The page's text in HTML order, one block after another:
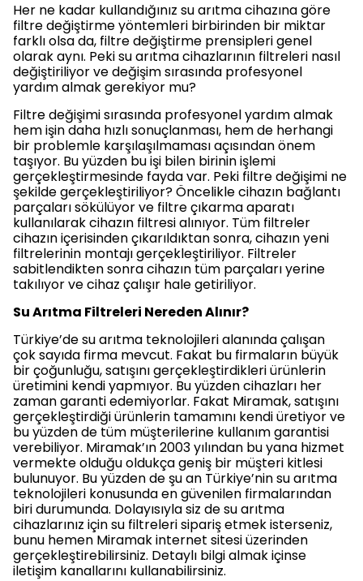
Her ne kadar kullandığınız su arıtma cihazına göre
filtre değiştirme yöntemleri birbirinden bir miktar
farklı olsa da, filtre değiştirme prensipleri genel
olarak aynı. Peki su arıtma cihazlarının filtreleri nasıl
değiştiriliyor ve değişim sırasında profesyonel
yardım almak gerekiyor mu?
Filtre değişimi sırasında profesyonel yardım almak
hem işin daha hızlı sonuçlanması, hem de herhangi
bir problemle karşılaşılmaması açısından önem
taşıyor. Bu yüzden bu işi bilen birinin işlemi
gerçekleştirmesinde fayda var. Peki filtre değişimi ne
şekilde gerçekleştiriliyor? Öncelikle cihazın bağlantı
parçaları sökülüyor ve filtre çıkarma aparatı
kullanılarak cihazın filtresi alınıyor. Tüm filtreler
cihazın içerisinden çıkarıldıktan sonra, cihazın yeni
filtrelerinin montajı gerçekleştiriliyor. Filtreler
sabitlendikten sonra cihazın tüm parçaları yerine
takılıyor ve cihaz çalışır hale getiriliyor.
Su Arıtma Filtreleri Nereden Alınır?
Türkiye’de su arıtma teknolojileri alanında çalışan
çok sayıda firma mevcut. Fakat bu firmaların büyük
bir çoğunluğu, satışını gerçekleştirdikleri ürünlerin
üretimini kendi yapmıyor. Bu yüzden cihazları her
zaman garanti edemiyorlar. Fakat Miramak, satışını
gerçekleştirdiği ürünlerin tamamını kendi üretiyor ve
bu yüzden de tüm müşterilerine kullanım garantisi
verebiliyor. Miramak’ın 2003 yılından bu yana hizmet
vermekte olduğu oldukça geniş bir müşteri kitlesi
bulunuyor. Bu yüzden de şu an Türkiye’nin su arıtma
teknolojileri konusunda en güvenilen firmalarından
biri durumunda. Dolayısıyla siz de su arıtma
cihazlarınız için su filtreleri sipariş etmek isterseniz,
bunu hemen Miramak internet sitesi üzerinden
gerçekleştirebilirsiniz. Detaylı bilgi almak içinse
iletişim kanallarını kullanabilirsiniz.